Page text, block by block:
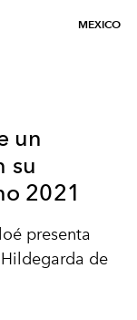
MEXICO
un
su
2021
presenta
de